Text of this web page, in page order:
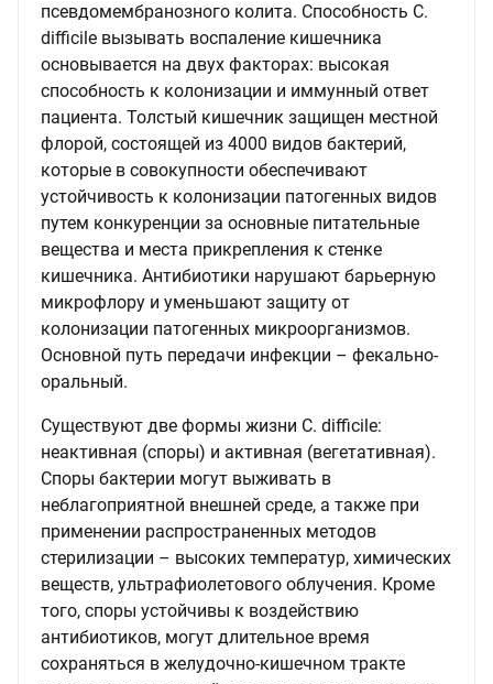
псевдомембранозного колита. Способность C.
difficile вызывать воспаление кишечника
основывается на двух факторах: высокая
способность к колонизации и иммунный ответ
пациента. Толстый кишечник защищен местной
флорой, состоящей из 4000 видов бактерий,
которые в совокупности обеспечивают
устойчивость к колонизации патогенных видов
путем конкуренции за основные питательные
вещества и места прикрепления к стенке
кишечника. Антибиотики нарушают барьерную
микрофлору и уменьшают защиту от
колонизации патогенных микроорганизмов.
Основной путь передачи инфекции – фекально-
оральный.
Существуют две формы жизни C. difficile:
неактивная (споры) и активная (вегетативная).
Споры бактерии могут выживать в
неблагоприятной внешней среде, а также при
применении распространенных методов
стерилизации – высоких температур, химических
веществ, ультрафиолетового облучения. Кроме
того, споры устойчивы к воздействию
антибиотиков, могут длительное время
сохраняться в желудочно-кишечном тракте